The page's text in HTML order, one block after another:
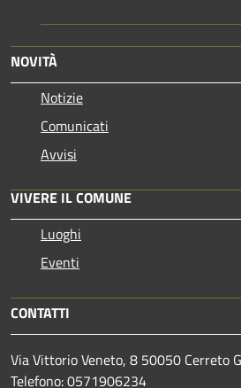
NOVITÀ
Notizie
Comunicati
Avvisi
VIVERE IL COMUNE
Luoghi
Eventi
CONTATTI
Via Vittorio Veneto, 8 50050 Cerreto
Telefono: 0571906234